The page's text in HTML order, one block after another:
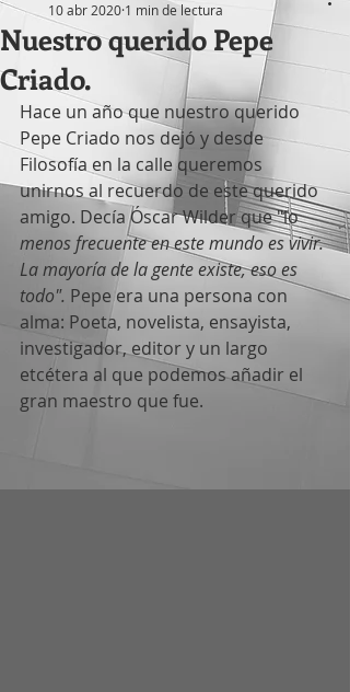
Nuestro querido Pepe
Criado.
10 abr 2020 1 min de lectura
Hace un año que nuestro querido
Pepe Criado nos dejó y desde
Filosofía en la calle queremos
unirnos al recuerdo de este querido
amigo. Decía Óscar Wilder que "lo
menos frecuente en este mundo es vivir.
La mayoría de la gente existe, eso es
todo". Pepe era una persona con
alma: Poeta, novelista, ensayista,
investigador, editor y un largo
etcétera al que podemos añadir el
gran maestro que fue.